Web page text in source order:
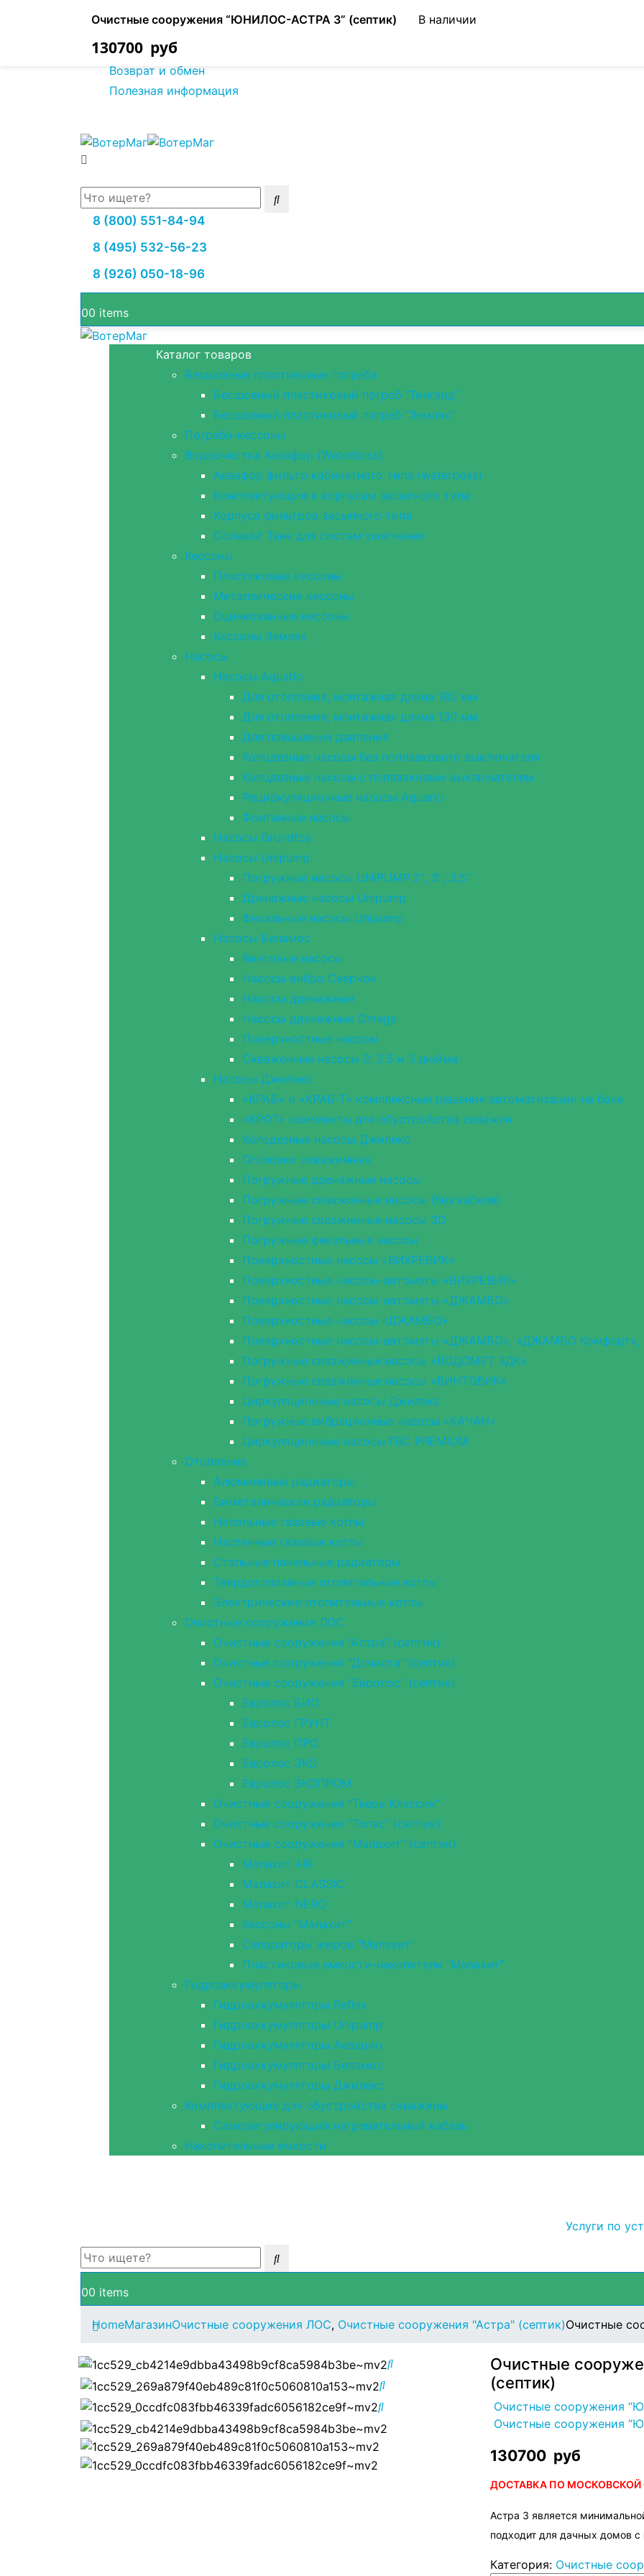
Оплата товара
Доставка товара
Возврат и обмен
Полезная информация
8 (800) 551-84-94
8 (495) 532-56-23
8 (926) 050-18-96
00 items
Каталог товаров
Бесшовные пластиковые погреба
Бесшовный пластиковый погреб “Тингард”
Бесшовный пластиковый погреб “Земляк”
Погреба-кессоны
Водоочистка Аквафор (Waterboss)
Аквафор фильтр кабинетного типа (waterboss)
Комплектующие к корпусам засыпного типа
Корпуса фильтров засыпного типа
Солевой Танк для систем умягчения
Кессоны
Пластиковые кессоны
Металлические кессоны
Оцинкованные кессоны
Кессоны Земляк
Насосы
Насосы Aquario
Для отопления, монтажная длина 180 мм
Для отопления, монтажная длина 130 мм
Для повышения давления
Колодезные насосы без поплавкового выключателя
Колодезные насосы с поплавковым выключателем
Рециркуляционные насосы Aquario
Фонтанные насосы
Насосы Grundfos
Насосы Unipump
Погружные насосы UNIPUMP 2″, 3″, 3,5″
Дренажные насосы Unipump
Фекальные насосы Unipump
Насосы Беламос
Винтовые насосы
Насосы вибро Сверчок
Насосы дренажные
Насосы дренажные Omega
Поверхностные насосы
Скваженные насосы 2, 2.5 и 3 дюйма
Насосы Джилекс
«КРАБ» и «КРАБ-Т» комплексные решения автоматизации на баке
«КРОТ» комплекты для обустройства скважин
Колодезные насосы Джилекс
Оголовки скважинные
Погружные дренажные насосы
Погружные скважинные насосы (без кабеля)
Погружные скважинные насосы 3D
Погружные фекальные насосы
Поверхностные насосы «ВИХРЕВИК»
Поверхностные насосы-автоматы «ВИХРЕВИК»
Поверхностные насосы-автоматы «ДЖАМБО»
Поверхностные насосы «ДЖАМБО»
Поверхностные насосы-автоматы «ДЖАМБО», «ДЖАМБО
Погружные скважинные насосы «ВОДОМЕТ 3ДК»
Погружные скважинные насосы «ВИНТОВИК»
Циркуляционные насосы Джилекс
Погружные вибрационные насосы «КАЧАН»
Циркуляционные насосы ГВС PREMIUM
Отопление
Алюминивые радиаторы
Биметалические радиаторы
Напольные газовые котлы
Настенные газовые котлы
Стальные панельные радиаторы
Твердотопливные отопительные котлы
Электрические отопительные котлы
Очистные сооружения ЛОС
Очистные сооружения “Астра” (септик)
Очистные сооружения “Дочиста” (септик)
Очистные сооружения “Евролос” (септик)
Евролос БИО
Евролос ГРУНТ
Евролос ПРО
Евролос ЭКО
Евролос ЭКОПРОМ
Очистные сооружения “Тверь Классик”
Очистные сооружения “Топас” (септик)
Очистные сооружения “Малахит” (септик)
Малахит AIR
Малахит CLASSIC
Малахит NERO
Кессоны “Малахит”
Сепараторы жиров “Малахит”
Пластиковые емкости-накопители “Малахит”
Гидроаккумуляторы
Гидроаккумуляторы Reflex
Гидроаккумуляторы Unipump
Гидроаккумуляторы Акварио
Гидроаккумуляторы Беламос
Гидроаккумуляторы Джилекс
Комплектующие для обустройства скважины
Саморегулирующий нагревательный кабель
Накопительные ёмкости
Услуги по
00 items
HomeМагазинОчистные сооружения ЛОС, Очистные сооружения "Астра" (септик)Очистные
Очистные
(септик)
Очистные сооружения
Очистные сооружения
Очистные сооружения “ЮНИЛОС-АСТРА 3” (септик)
130700 руб
В наличии
130700 руб
ДОСТАВКА ПО МОСКОВСКОЙ
Астра 3 является
подходит для дачных домов
Категория: Очистные